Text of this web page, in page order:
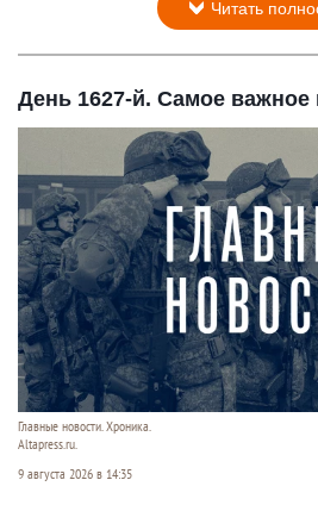
Читать
День 1627-й. Самое важное
Главные новости. Хроника.
Altapress.ru.
9 августа 2026 в 14:35